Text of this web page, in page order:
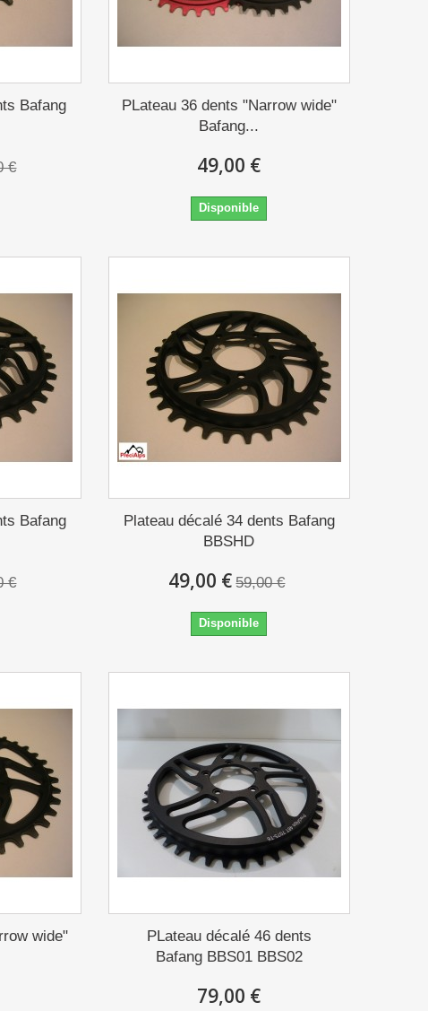
Bafang
€
PLateau 36 dents "Narrow wide"
Bafang...
49,00 €
Disponible
Bafang
€
Plateau décalé 34 dents Bafang
BBSHD
49,00 € 59,00 €
Disponible
wide"
PLateau décalé 46 dents
Bafang BBS01 BBS02
79,00 €